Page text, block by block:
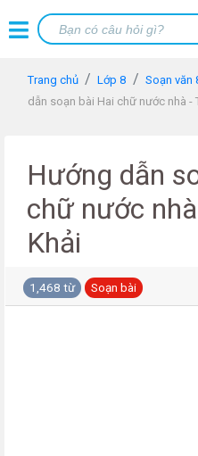
Trang chủ Lớp 8 Soạn văn
dẫn soạn bài Hai chữ nước nhà -
Hướng dẫn
chữ nước
Khải
1,468 từ Soạn bài